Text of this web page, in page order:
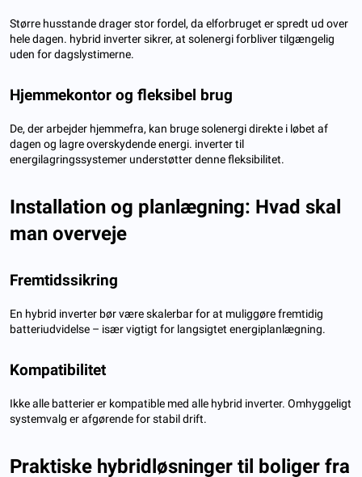
Større husstande drager stor fordel, da elforbruget er spredt ud over
hele dagen. hybrid inverter sikrer, at solenergi forbliver tilgængelig
uden for dagslystimerne.
Hjemmekontor og fleksibel brug
De, der arbejder hjemmefra, kan bruge solenergi direkte i løbet af
dagen og lagre overskydende energi. inverter til
energilagringssystemer understøtter denne fleksibilitet.
Installation og planlægning: Hvad skal
man overveje
Fremtidssikring
En hybrid inverter bør være skalerbar for at muliggøre fremtidig
batteriudvidelse – især vigtigt for langsigtet energiplanlægning.
Kompatibilitet
Ikke alle batterier er kompatible med alle hybrid inverter. Omhyggeligt
systemvalg er afgørende for stabil drift.
Praktiske hybridløsninger til boliger fra